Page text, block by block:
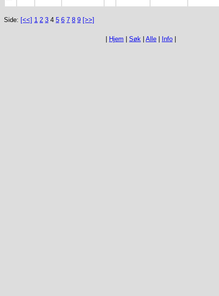
Side: [<<] 1 2 3 4 5 6 7 8 9 [>>]
Hjem Søk Alle Info